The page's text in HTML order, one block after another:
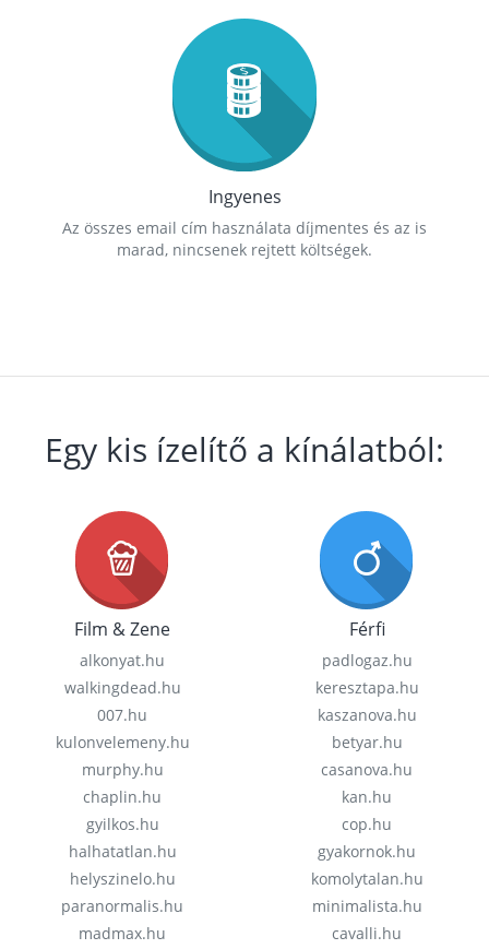
Ingyenes
Az összes email cím használata díjmentes és az is
marad, nincsenek rejtett költségek.
Egy kis ízelítő a kínálatból:
Film & Zene
alkonyat.hu
walkingdead.hu
007.hu
kulonvelemeny.hu
murphy.hu
chaplin.hu
gyilkos.hu
halhatatlan.hu
helyszinelo.hu
paranormalis.hu
madmax.hu
Férfi
padlogaz.hu
keresztapa.hu
kaszanova.hu
betyar.hu
casanova.hu
kan.hu
cop.hu
gyakornok.hu
komolytalan.hu
minimalista.hu
cavalli.hu